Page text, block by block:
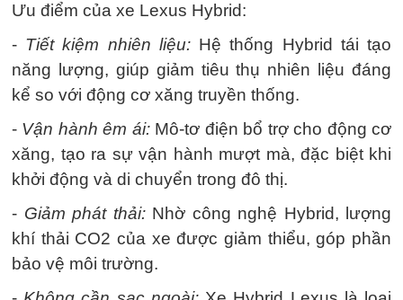
Ưu điểm của xe Lexus Hybrid:
- Tiết kiệm nhiên liệu:Hệ thống Hybrid tái tạo
năng lượng, giúp giảm tiêu thụ nhiên liệu đáng
kể so với động cơ xăng truyền thống.
- Vận hành êm ái:Mô-tơ điện bổ trợ cho động cơ
xăng, tạo ra sự vận hành mượt mà, đặc biệt khi
khởi động và di chuyển trong đô thị.
- Giảm phát thải:Nhờ công nghệ Hybrid, lượng
khí thải CO2 của xe được giảm thiểu, góp phần
bảo vệ môi trường.